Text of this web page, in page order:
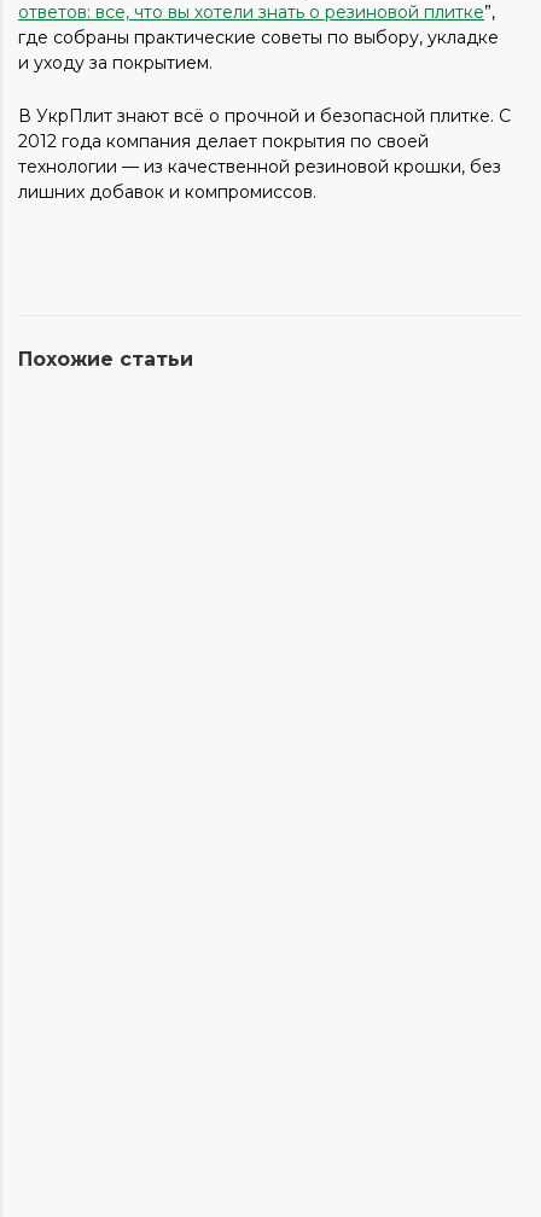
ответов: все, что вы хотели знать о резиновой плитке”,
где собраны практические советы по выбору, укладке
и уходу за покрытием.
В УкрПлит знают всё о прочной и безопасной плитке. С
2012 года компания делает покрытия по своей
технологии — из качественной резиновой крошки, без
лишних добавок и компромиссов.
Похожие статьи